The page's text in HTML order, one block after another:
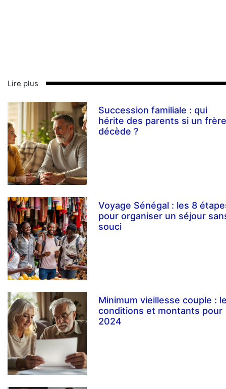
Lire plus
Succession familiale : qui
hérite des parents si un frère
décède ?
Voyage Sénégal : les 8
pour organiser un séjour
souci
Minimum vieillesse couple :
conditions et montants pour
2024